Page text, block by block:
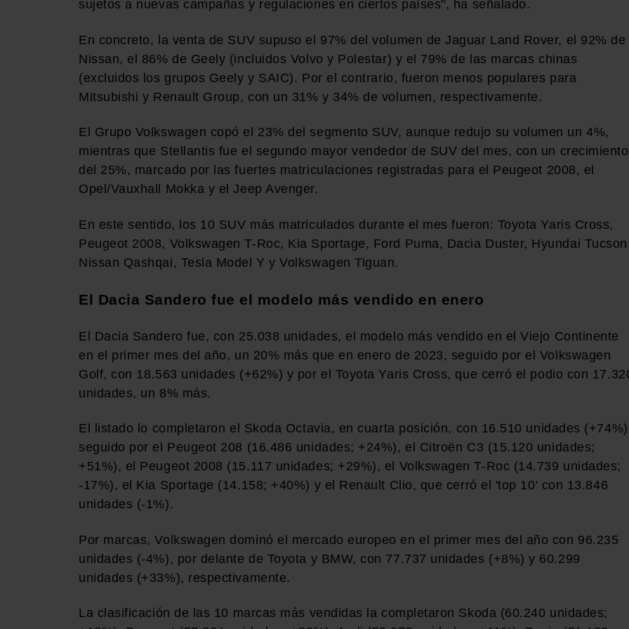
sujetos a nuevas campañas y regulaciones en ciertos países", ha señalado.
En concreto, la venta de SUV supuso el 97% del volumen de Jaguar Land Rover, el 92% de
Nissan, el 86% de Geely (incluidos Volvo y Polestar) y el 79% de las marcas chinas
(excluidos los grupos Geely y SAIC). Por el contrario, fueron menos populares para
Mitsubishi y Renault Group, con un 31% y 34% de volumen, respectivamente.
El Grupo Volkswagen copó el 23% del segmento SUV, aunque redujo su volumen un 4%,
mientras que Stellantis fue el segundo mayor vendedor de SUV del mes, con un crecimiento
del 25%, marcado por las fuertes matriculaciones registradas para el Peugeot 2008, el
Opel/Vauxhall Mokka y el Jeep Avenger.
En este sentido, los 10 SUV más matriculados durante el mes fueron: Toyota Yaris Cross,
Peugeot 2008, Volkswagen T-Roc, Kia Sportage, Ford Puma, Dacia Duster, Hyundai
Nissan Qashqai, Tesla Model Y y Volkswagen Tiguan.
El Dacia Sandero fue el modelo más vendido en enero
El Dacia Sandero fue, con 25.038 unidades, el modelo más vendido en el Viejo Continente
en el primer mes del año, un 20% más que en enero de 2023, seguido por el Volkswagen
Golf, con 18.563 unidades (+62%) y por el Toyota Yaris Cross, que cerró el podio con
unidades, un 8% más.
El listado lo completaron el Skoda Octavia, en cuarta posición, con 16.510 unidades
seguido por el Peugeot 208 (16.486 unidades; +24%), el Citroën C3 (15.120 unidades;
+51%), el Peugeot 2008 (15.117 unidades; +29%), el Volkswagen T-Roc (14.739 unidades;
-17%), el Kia Sportage (14.158; +40%) y el Renault Clio, que cerró el 'top 10' con 13.846
unidades (-1%).
Por marcas, Volkswagen dominó el mercado europeo en el primer mes del año con 96.235
unidades (-4%), por delante de Toyota y BMW, con 77.737 unidades (+8%) y 60.299
unidades (+33%), respectivamente.
La clasificación de las 10 marcas más vendidas la completaron Skoda (60.240 unidades;